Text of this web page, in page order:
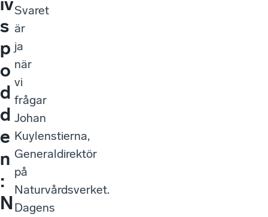
s
p
o
d
d
e
n
:
N
Svaret
är
ja
när
vi
frågar
Johan
Kuylenstierna,
Generaldirektör
på
Naturvårdsverket.
Dagens